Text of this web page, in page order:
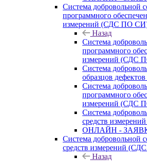
Система добровольной
программного
измерений (СДС ПО
Назад
Система
программного
измерений (СДС
Система
образцов
Система
программного
измерений (СДС
Система
средств
ОНЛАЙН -
Система добровольной
средств измерений
Назад